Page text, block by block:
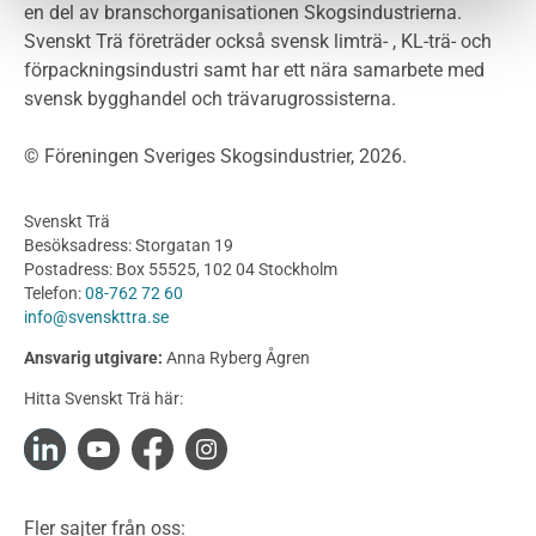
Projektering av trähus - generellt
Byggsystem
Fasadsystem i skivmaterial
Bullerskärmar och andra utomhuskonstruktioner
Byggnation och utförande
Utförande
Produkter
Konstruktionsvirke
Konstruktionsvirke Behandlat
Konstruktionsvirke Fingerskarvat
Konstruktionsvirke Fingerskarvat Obehandlat
Limträ
en del av branschorganisationen Skogsindustrierna.
Svenskt Trä företräder också svensk limträ- , KL-trä- och
förpackningsindustri samt har ett nära samarbete med
svensk bygghandel och trävarugrossisterna.
© Föreningen Sveriges Skogsindustrier, 2026.
Svenskt Trä
Besöksadress: Storgatan 19
Postadress: Box 55525, 102 04 Stockholm
Telefon:08-762 72 60
info@svenskttra.se
Ansvarig utgivare: Anna Ryberg Ågren
Hitta Svenskt Trä här:
Fler sajter från oss: